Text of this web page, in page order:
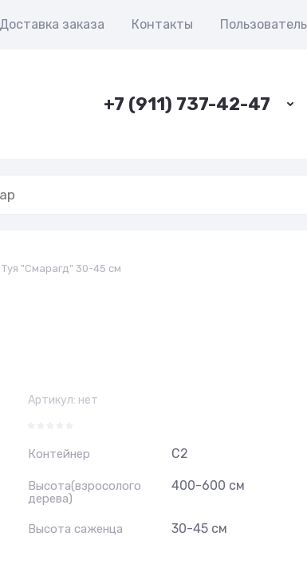
Доставка заказа Контакты
+7 (911) 737-42-47
Туя "Смарагд" 30-45 см
Артикул: нет
Контейнер С2
Высота(взросолого
дерева)
400-600 см
Высота саженца 30-45 см